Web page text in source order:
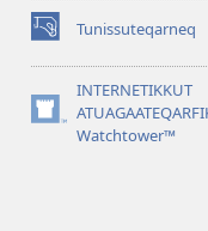
Tunissuteqarneq
(opens
new
window)INTERNETIKKUT
Watchtower™
(opens